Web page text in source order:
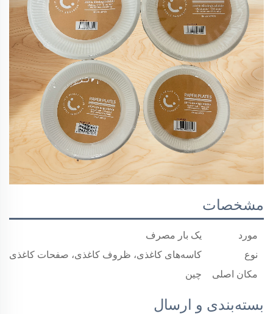
مشخصات
مورد
یک بار مصرف
نوع
کاسه‌های کاغذی، ظروف کاغذی، صفحات کاغذی
مکان اصلی
چین
بسته‌بندی و ارسال